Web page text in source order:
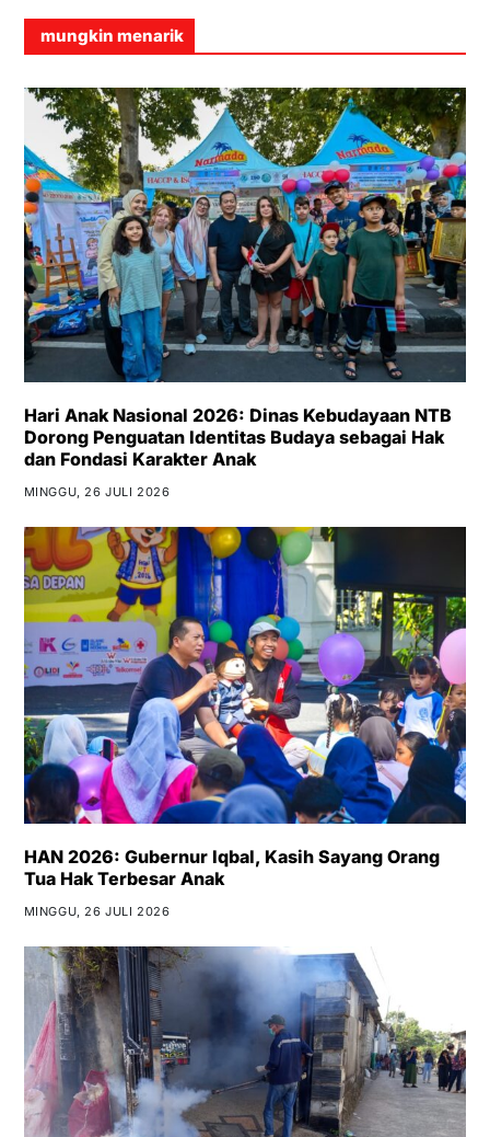
mungkin menarik
Hari Anak Nasional 2026: Dinas Kebudayaan NTB
Dorong Penguatan Identitas Budaya sebagai Hak
dan Fondasi Karakter Anak
MINGGU, 26 JULI 2026
HAN 2026: Gubernur Iqbal, Kasih Sayang Orang
Tua Hak Terbesar Anak
MINGGU, 26 JULI 2026